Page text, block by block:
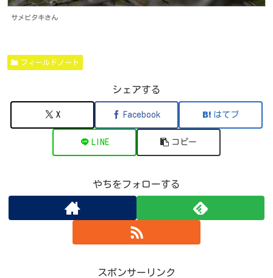
サメビタキさん
フィールドノート
シェアする
X Facebook はてブ
LINE コピー
やちをフォローする
スポンサーリンク